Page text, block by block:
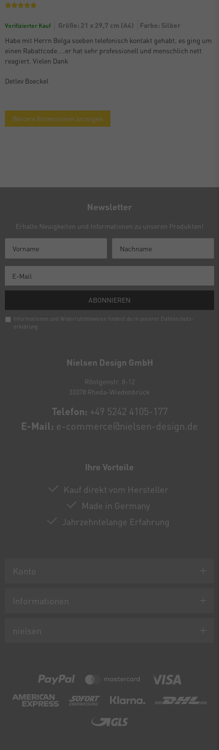
Verifizierter Kauf Größe: 21 x 29,7 cm (A4)
Farbe: Silber
Habe mit Herrn Belga soeben telefonisch kontakt gehabt, es ging um
einen Rabattcode....er hat sehr professionell und menschlich nett
reagiert. Vielen Dank
Detlev Boeckel
Weitere Rezensionen anzeigen
Nielsen Design GmbH
Röntgenstr. 8-12
33378 Rheda-Wiedenbrück
Telefon: +49 5242 4105-177
E-Mail: e-commerce@nielsen-design.de
Ihre Vorteile
Kauf direkt vom Hersteller
Made in Germany
Jahrzehntelange Erfahrung
Konto
Informationen
nielsen
Newsletter
Erhalte Neuigkeiten und Informationen zu unseren Produkten!
ABONNIEREN
Informationen und Widerrufshinweise findest du in unserer Daten­schutz­
erklärung